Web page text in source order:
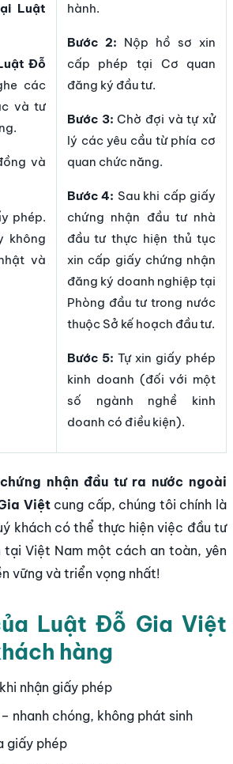
Luật
Đỗ
các
và tư
và
phép.
không
và
hành.
Bước 2: Nộp hồ sơ xin
cấp phép tại Cơ quan
đăng ký đầu tư.
Bước 3: Chờ đợi và tự xử
lý các yêu cầu từ phía cơ
quan chức năng.
Bước 4: Sau khi cấp giấy
chứng nhận đầu tư nhà
đầu tư thực hiện thủ tục
xin cấp giấy chứng nhận
đăng ký doanh nghiệp tại
Phòng đầu tư trong nước
thuộc Sở kế hoạch đầu tư.
Bước 5: Tự xin giấy phép
kinh doanh (đối với một
số ngành nghề kinh
doanh có điều kiện).
nhận đầu tư ra nước ngoài
Việtcung cấp, chúng tôi chính là
khách có thể thực hiện việc đầu tư
tại Việt Nam một cách an toàn, yên
vững và triển vọng nhất!
Luật Đỗ Gia Việt
hàng
nhận giấy phép
nhanh chóng, không phát sinh
giấy phép